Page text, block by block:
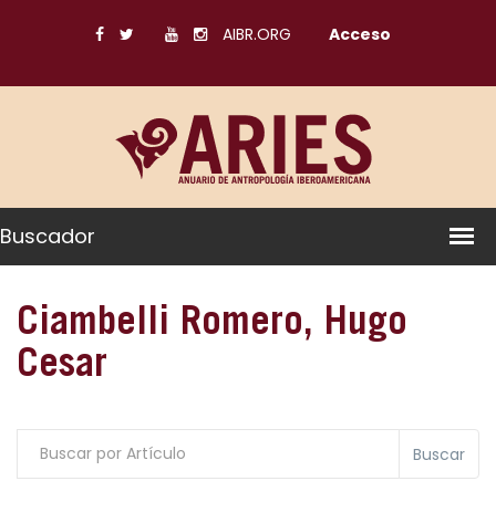
AIBR.ORG Acceso
Buscador
Ciambelli Romero, Hugo
Cesar
Buscar